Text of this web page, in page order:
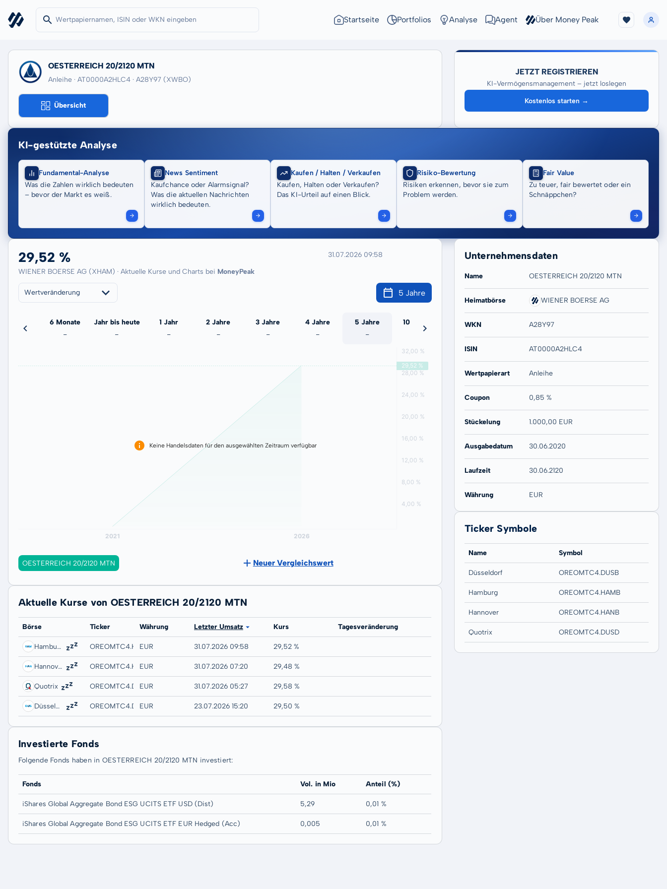
Startseite Portfolios Analyse Agent Über Money Peak
OESTERREICH 20/2120 MTN
Anleihe · AT0000A2HLC4 · A28Y97 (XWBO)
Übersicht
JETZT REGISTRIEREN
KI-Vermögensmanagement – jetzt loslegen
Kostenlos starten →
KI-gestützte Analyse
Fundamental-Analyse
Was die Zahlen wirklich bedeuten
– bevor der Markt es weiß.
News Sentiment
Kaufchance oder Alarmsignal?
Was die aktuellen Nachrichten
wirklich bedeuten.
Kaufen / Halten / Verkaufen
Kaufen, Halten oder Verkaufen?
Das KI-Urteil auf einen Blick.
Risiko-Bewertung
Risiken erkennen, bevor sie zum
Problem werden.
Fair Value
Zu teuer, fair bewertet oder ein
Schnäppchen?
29,52 %
WIENER BOERSE AG (XHAM) · Aktuelle Kurse und Charts bei MoneyPeak
31.07.2026 09:58
Wertveränderung 5 Jahre
-3,21 %
6 Monate
-
Jahr bis heute
-
1 Jahr
-
2 Jahre
-
3 Jahre
-
4 Jahre
-
5 Jahre
-
10 Jahre 20 Jahre
Keine Handelsdaten für den ausgewählten Zeitraum verfügbar
OESTERREICH 20/2120 MTN Neuer Vergleichswert
Aktuelle Kurse von OESTERREICH 20/2120 MTN
Börse Ticker Währung Letzter Umsatz Kurs Tagesveränderung
Hamburg OREOMTC4.HAMB
EUR 31.07.2026 09:58 29,52 %
Hannover OREOMTC4.HANB
EUR 31.07.2026 07:20 29,48 %
Quotrix OREOMTC4.DUSD
EUR 31.07.2026 05:27 29,58 %
Düsseldorf OREOMTC4.DUSB
EUR 23.07.2026 15:20 29,50 %
Investierte Fonds
Folgende Fonds haben in OESTERREICH 20/2120 MTN investiert:
Fonds Vol. in Mio Anteil (%)
iShares Global Aggregate Bond ESG UCITS ETF USD (Dist) 5,29 0,01 %
iShares Global Aggregate Bond ESG UCITS ETF EUR Hedged (Acc) 0,005 0,01 %
Unternehmensdaten
Name OESTERREICH 20/2120 MTN
Heimatbörse WIENER BOERSE AG
WKN A28Y97
ISIN AT0000A2HLC4
Wertpapierart Anleihe
Coupon 0,85 %
Stückelung 1.000,00 EUR
Ausgabedatum 30.06.2020
Laufzeit 30.06.2120
Währung EUR
Ticker Symbole
Name Symbol
Düsseldorf OREOMTC4.DUSB
Hamburg OREOMTC4.HAMB
Hannover OREOMTC4.HANB
Quotrix OREOMTC4.DUSD